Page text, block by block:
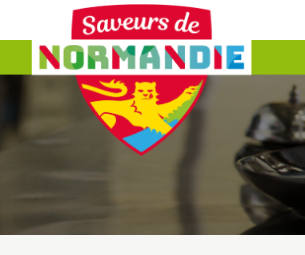
Panneau de gestion des cookies